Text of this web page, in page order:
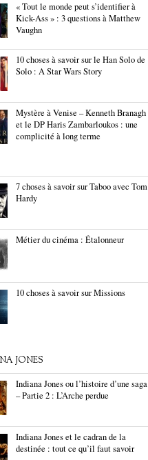
« Tout le monde peut s’identifier à
Kick-Ass » : 3 questions à Matthew
Vaughn
10 choses à savoir sur le Han Solo de
Solo : A Star Wars Story
Mystère à Venise – Kenneth Branagh
et le DP Haris Zambarloukos : une
complicité à long terme
7 choses à savoir sur Taboo avec Tom
Hardy
Métier du cinéma : Étalonneur
10 choses à savoir sur Missions
JONES
Indiana Jones ou l’histoire d’une saga
– Partie 2 : L’Arche perdue
Indiana Jones et le cadran de la
destinée : tout ce qu’il faut savoir